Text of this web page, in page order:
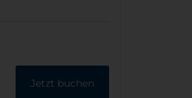
Jetzt buchen